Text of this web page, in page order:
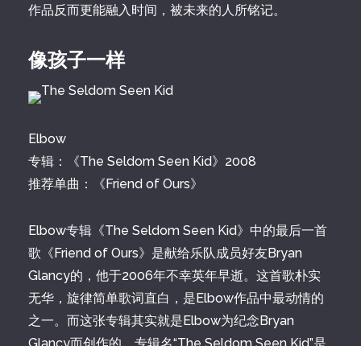
作品反而更能融入时间，被未来的人所铭记。
像孩子一样
Elbow
专辑：《The Seldom Seen Kid》2008
推荐单曲：《Friend of Ours》
Elbow专辑《The Seldom Seen Kid》中的最后一首
歌《Friend of Ours》是献给乐队成员好友Bryan
Glancy的，他于2006年不幸英年早逝。这首歌朴实
无华，旋律简单歌词直白，是Elbow作品中最动情的
之一。而这张专辑其实就是Elbow为纪念Bryan